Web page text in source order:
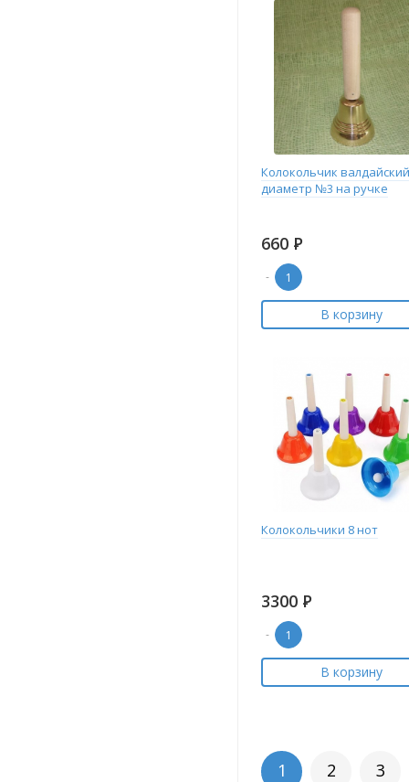
Колокольчик валдайский
диаметр №3 на ручке
660 Р
-
В корзину
Колокольчики 8 нот
3300 Р
-
В корзину
1 2 3